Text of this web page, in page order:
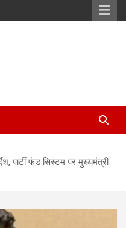
पार्टी फंड सिस्टम पर मुख्यमंत्री